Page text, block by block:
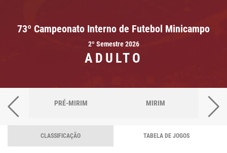
73º Campeonato Interno de Futebol Minicampo
2º Semestre 2026
ADULTO
PRÉ-MIRIM MIRIM
CLASSIFICAÇÃO TABELA DE JOGOS